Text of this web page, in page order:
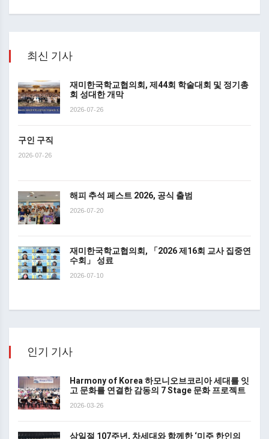
최신 기사
재미한국학교협의회, 제44회 학술대회 및 정기총
회 성대한 개막
2026-07-26
구인 구직
2026-07-26
해피 추석 페스트 2026, 공식 출범
2026-07-20
재미한국학교협의회, 「2026 제16회 교사 집중연
수회」 성료
2026-07-10
인기 기사
Harmony of Korea 하모니오브코리아 세대를 잇
고 문화를 연결한 감동의 7 Stage 문화 프로젝트
2026-03-26
삼일절 107주년, 차세대와 함께한 ‘미주 한인의